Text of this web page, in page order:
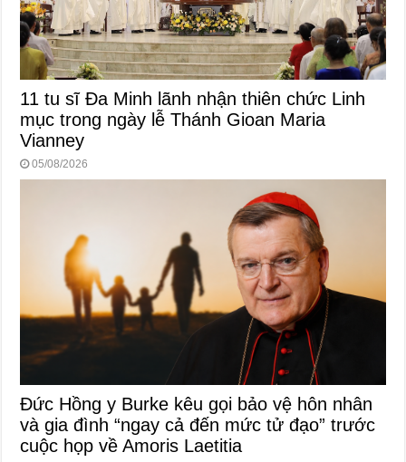
11 tu sĩ Đa Minh lãnh nhận thiên chức Linh
mục trong ngày lễ Thánh Gioan Maria
Vianney
05/08/2026
Đức Hồng y Burke kêu gọi bảo vệ hôn nhân
và gia đình “ngay cả đến mức tử đạo” trước
cuộc họp về Amoris Laetitia